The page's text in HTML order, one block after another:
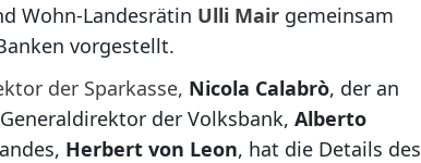
Wohn-Landesrätin Ulli Mairgemeinsam
vorgestellt.
der Sparkasse, Nicola Calabrò, der an
der Volksbank, Alberto
Herbert von Leon, hat die Details des